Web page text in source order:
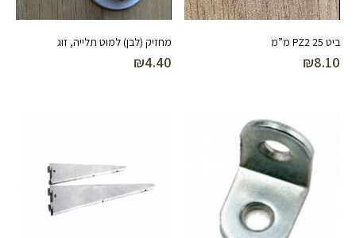
ביט PZ2 25 מ”מ
₪8.10
מחזיק (לבן) למוט תלייה, זוג
₪4.40